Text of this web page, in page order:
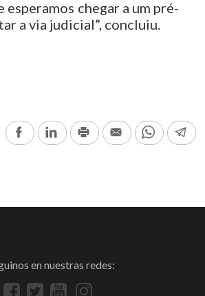
esperamos chegar a um pré-
a via judicial”, concluiu.
FacebookLinkedInPrint Email
en nuestras redes: